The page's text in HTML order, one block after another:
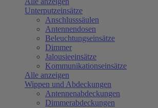
Unterputzeinsätze
Anschlusssäulen
Antennendosen
Beleuchtungseinsätze
Dimmer
Jalousieeinsätze
Kommunikationseinsätze
Alle anzeigen
Wippen und Abdeckungen
Antennenabdeckungen
Dimmerabdeckungen